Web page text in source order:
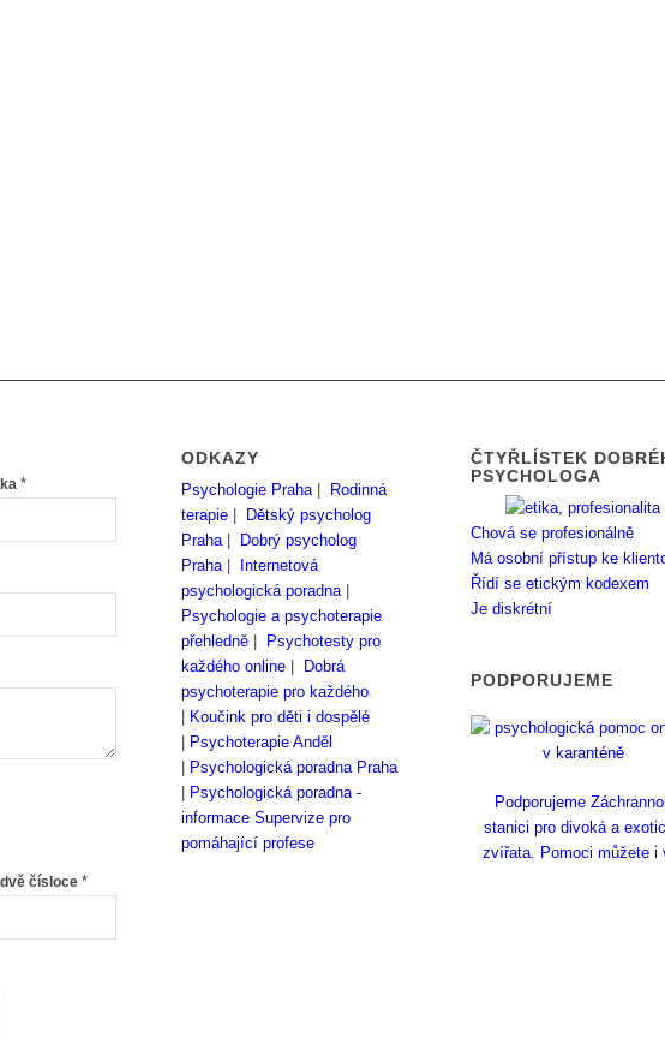
*
čísloce *
ODKAZY
Psychologie Praha|
Rodinná
terapie
Dětský psycholog
Praha|
Dobrý psycholog
Praha|
Internetová
psychologická poradna|
Psychologie a psychoterapie
přehledně
Psychotesty pro
každého online
Dobrá
psychoterapie pro každého
Koučink pro děti i dospělé
Psychoterapie Anděl
Psychologická poradna Praha
Psychologická poradna -
informace Supervize pro
pomáhající profese
ČTYŘLÍSTEK
PSYCHOLOGA
Chová se profesionálně
Má osobní přístup ke
Řídí se etickým kodexem
Je diskrétní
PODPORUJEME
Podporujeme
stanici pro divoká a
zvířata. Pomoci můžete i